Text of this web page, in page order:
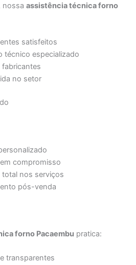
nossaassistência técnica forno
satisfeitos
técnico especializado
fabricantes
no setor
compromisso
total nos serviços
pós-venda
forno Pacaembu pratica:
transparentes